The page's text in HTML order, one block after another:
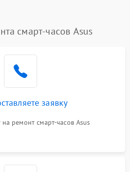
смарт-часов Asus
заявку
на ремонт смарт-часов Asus